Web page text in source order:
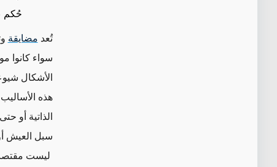
حُكم
تُعد مضايقة
سواء كانوا
الأشكال
هذه
الذاتية أو
سبل العيش
ليست